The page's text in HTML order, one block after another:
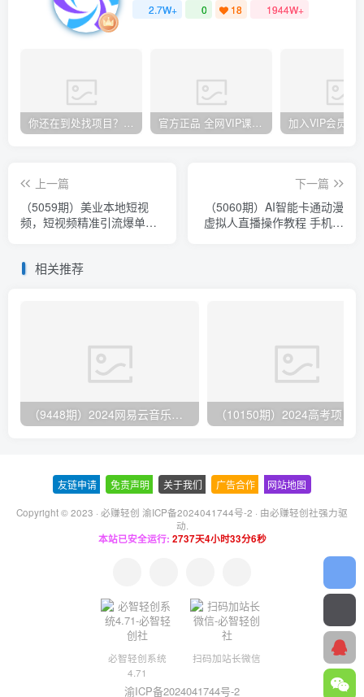
2.7W+ 0 18 1944W+
你还在到处找项目？还在当韭菜？我却靠卖项目一个月赚5万，曾经我也和你一样懵懂。 官方正品 全网VIP课程 无损下载~
上一篇
（5059期）美业本地短视
频，短视频精准引流爆单，
下一篇
（5060期）AI智能卡通动漫
虚拟人直播操作教程 手机软
相关推荐
（9448期）2024网易云音乐人挂机项目，单机日入150+，无脑月入5000+
友链申请 免责声明 关于我们 广告合作 网站地图
Copyright © 2023 · 必赚轻创 渝ICP备2024041744号-2 · 由必赚轻创社强力驱
动.
本站已安全运行: 2737天4小时33分7秒
必智轻创系统
4.71
扫码加站长微信
渝ICP备2024041744号-2